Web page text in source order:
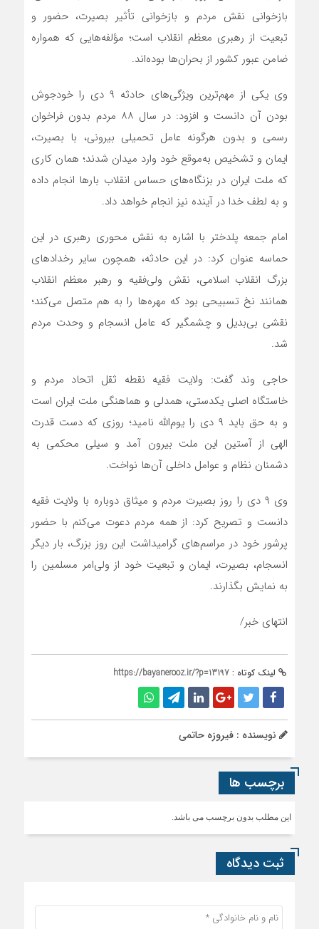
بازخوانی نقش مردم و بازخوانی تأثیر بصیرت، حضور و
تبعیت از رهبری معظم انقلاب است؛ مؤلفه‌هایی که همواره
ضامن عبور کشور از بحران‌ها بوده‌اند.
وی یکی از مهم‌ترین ویژگی‌های حادثه ۹ دی را خودجوش
بودن آن دانست و افزود: در سال ۸۸ مردم بدون فراخوان
رسمی و بدون هرگونه عامل تحمیلی بیرونی، با بصیرت،
ایمان و تشخیص به‌موقع خود وارد میدان شدند؛ همان کاری
که ملت ایران در بزنگاه‌های حساس انقلاب بارها انجام داده
و به لطف خدا در آینده نیز انجام خواهد داد.
امام جمعه پلدختر با اشاره به نقش محوری رهبری در این
حماسه عنوان کرد: در این حادثه، همچون سایر رخدادهای
بزرگ انقلاب اسلامی، نقش ولی‌فقیه و رهبر معظم انقلاب
همانند نخ تسبیحی بود که مهره‌ها را به هم متصل می‌کند؛
نقشی بی‌بدیل و چشمگیر که عامل انسجام و وحدت مردم
شد.
حاجی وند گفت: ولایت فقیه نقطه ثقل اتحاد مردم و
خاستگاه اصلی یکدستی، همدلی و هماهنگی ملت ایران است
و به حق باید ۹ دی را یوم‌الله نامید؛ روزی که دست قدرت
الهی از آستین این ملت بیرون آمد و سیلی محکمی به
دشمنان نظام و عوامل داخلی آن‌ها نواخت.
وی ۹ دی را روز بصیرت مردم و میثاق دوباره با ولایت فقیه
دانست و تصریح کرد: از همه مردم دعوت می‌کنم با حضور
پرشور خود در مراسم‌های گرامیداشت این روز بزرگ، بار دیگر
انسجام، بصیرت، ایمان و تبعیت خود از ولی‌امر مسلمین را
به نمایش بگذارند.
انتهای خبر/
لینک کوتاه : https://bayanerooz.ir/?p=13197
نویسنده : فیروزه حاتمی
برچسب ها
این مطلب بدون برچسب می باشد.
ثبت دیدگاه